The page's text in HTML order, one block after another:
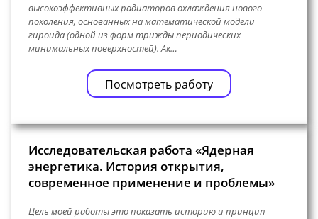
высокоэффективных радиаторов охлаждения нового
поколения, основанных на математической модели
гироида (одной из форм трижды периодических
минимальных поверхностей). Ак…
Посмотреть работу
Исследовательская работа «Ядерная
энергетика. История открытия,
современное применение и проблемы»
Цель моей работы это показать историю и принцип